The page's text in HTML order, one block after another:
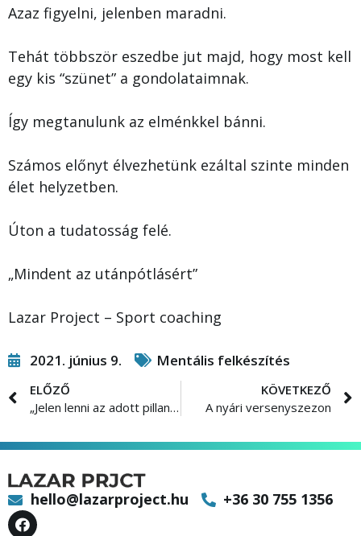
Azaz figyelni, jelenben maradni.
Tehát többször eszedbe jut majd, hogy most kell
egy kis “szünet” a gondolataimnak.
Így megtanulunk az elménkkel bánni.
Számos előnyt élvezhetünk ezáltal szinte minden
élet helyzetben.
Úton a tudatosság felé.
„Mindent az utánpótlásért”
Lazar Project – Sport coaching
2021. június 9. Mentális felkészítés
ELŐZŐ
„Jelen lenni az adott pillanatban” – Mindfulness – 2. Rész
KÖVETKEZŐ
A nyári versenyszezon
hello@lazarproject.hu +36 30 755 1356